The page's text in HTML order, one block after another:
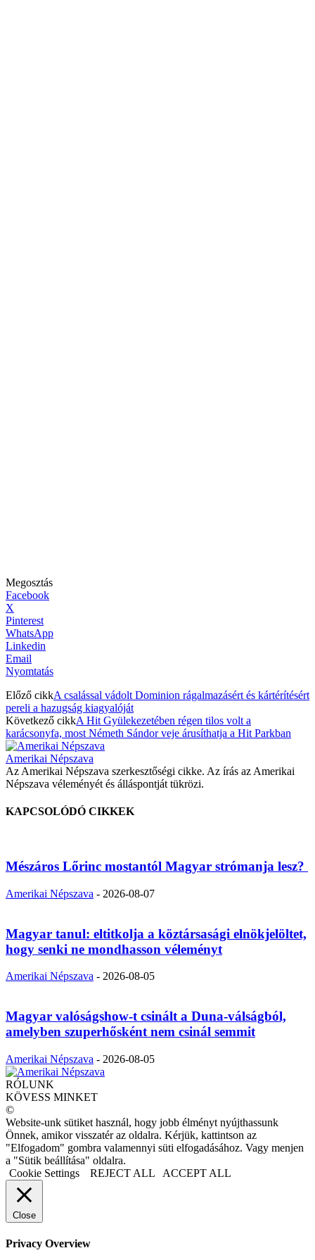
Megosztás
Facebook
X
Pinterest
WhatsApp
Linkedin
Email
Nyomtatás
Előző cikkA csalással vádolt Dominion rágalmazásért és kártérítésért
pereli a hazugság kiagyalóját
Következő cikkA Hit Gyülekezetében régen tilos volt a
karácsonyfa, most Németh Sándor veje árusíthatja a Hit Parkban
Amerikai Népszava
Az Amerikai Népszava szerkesztőségi cikke. Az írás az Amerikai
Népszava véleményét és álláspontját tükrözi.
KAPCSOLÓDÓ CIKKEK
Mészáros Lőrinc mostantól Magyar strómanja lesz?
Amerikai Népszava - 2026-08-07
Magyar tanul: eltitkolja a köztársasági elnökjelöltet,
hogy senki ne mondhasson véleményt
Amerikai Népszava - 2026-08-05
Magyar valóságshow-t csinált a Duna-válságból,
amelyben szuperhősként nem csinál semmit
Amerikai Népszava - 2026-08-05
RÓLUNK
KÖVESS MINKET
©
Website-unk sütiket használ, hogy jobb élményt nyújthassunk
Önnek, amikor visszatér az oldalra. Kérjük, kattintson az
"Elfogadom" gombra valamennyi süti elfogadásához. Vagy menjen
a "Sütik beállítása" oldalra.
Cookie Settings
REJECT ALL ACCEPT ALL
Close
Privacy Overview